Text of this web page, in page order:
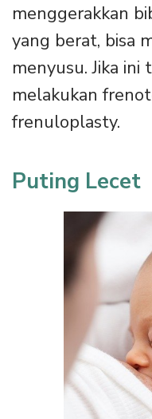
menggerakkan
yang berat, bisa
menyusu. Jika ini
melakukan
frenuloplasty.
Puting Lecet